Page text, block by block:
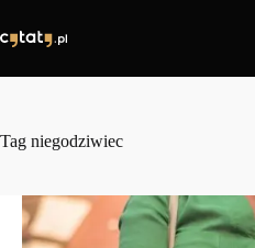
treści
Tag niegodziwiec